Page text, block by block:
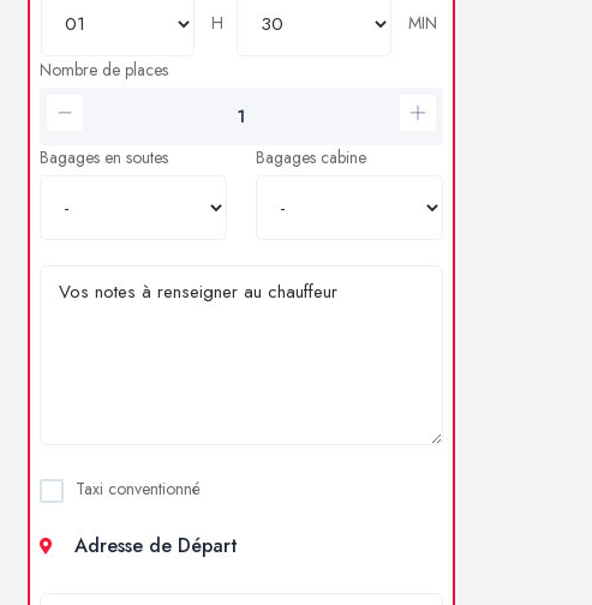
H
MIN
Nombre de places
Bagages en soutes Bagages cabine
Taxi conventionné
Adresse de Départ